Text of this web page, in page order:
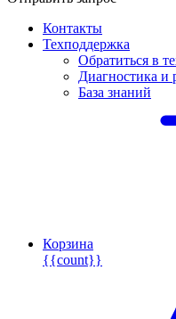
Контакты
Техподдержка
Обратиться в
Диагностика и
База знаний
Корзина
{{count}}